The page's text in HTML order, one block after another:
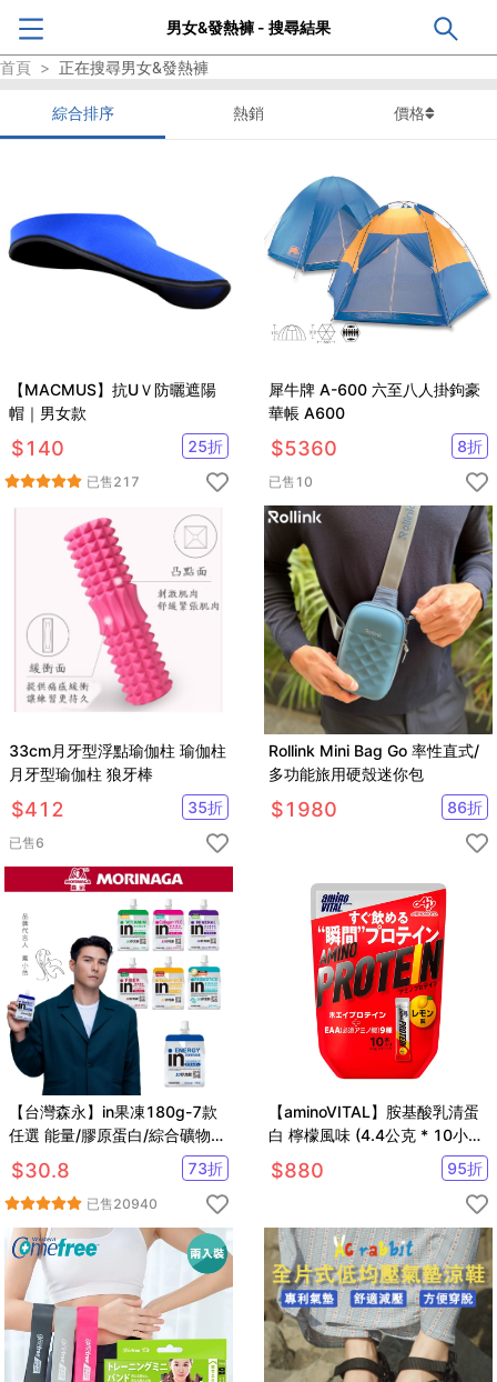
男女&發熱褲 - 搜尋結果
首頁 > 正在搜尋男女&發熱褲
綜合排序 熱銷 價格
【MACMUS】抗UＶ防曬遮陽
帽｜男女款
$140 25折
已售217
犀牛牌 A-600 六至八人掛鉤豪
華帳 A600
$5360 8折
已售 10
33cm月牙型浮點瑜伽柱 瑜伽柱
月牙型瑜伽柱 狼牙棒
$412 35折
已售6
Rollink Mini Bag Go 率性直式/
多功能旅用硬殼迷你包
$1980 86折
【台灣森永】in果凍180g-7款
任選 能量/膠原蛋白/綜合礦物
質/維他命/膳食纖維/牛磺酸B群/
益生菌
$30.8 73折
已售20940
【aminoVITAL】胺基酸乳清蛋
白 檸檬風味 (4.4公克 * 10小
包)
$880 95折